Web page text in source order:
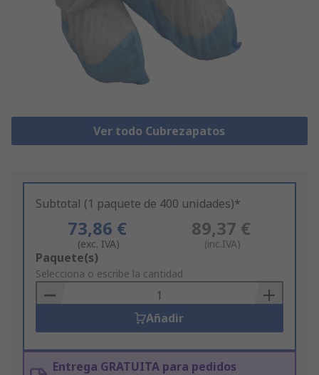
Ver todo Cubrezapatos
Subtotal (1 paquete de 400 unidades)*
73,86 €
(exc. IVA)
89,37 €
(inc.IVA)
Add
to
Basket
Paquete(s)
Selecciona o escribe la cantidad
Añadir
Entrega GRATUITA para pedidos